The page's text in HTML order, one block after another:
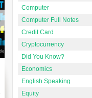
Computer
Computer Full Notes
Credit Card
Cryptocurrency
Did You Know?
Economics
English Speaking
Equity